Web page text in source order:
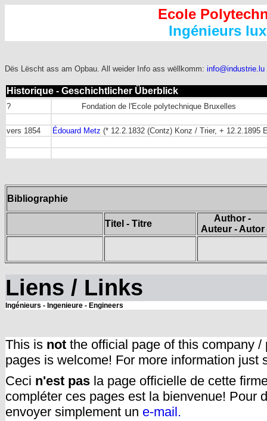
Ecole
Ingénieurs
Dës Lëscht ass am Opbau. All weider Info ass wëllkomm: info@industrie.lu
Historique - Geschichtlicher Überblick
? Fondation de l'Ecole polytechnique Bruxelles
vers 1854 Édouard Metz (* 12.2.1832 (Contz) Konz / Trier, + 12.2.1895
Bibliographie
Titel - Titre
Author -
Auteur - Autor
Liens / Links
Ingénieurs - Ingenieure - Engineers
This is not the official page of this company
pages is welcome! For more information just
Ceci n'est pas la page officielle de cette
compléter ces pages est la bienvenue! Pour
envoyer simplement un e-mail.